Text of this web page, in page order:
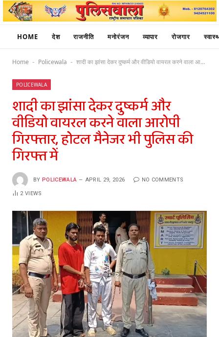
HOME देश राजनीति मनोरंजन व्यापार रोजगार
Home - Policewala - शादी का झांसा देकर दुष्कर्म और वीडियो वायरल करने वाला आरोपी गिरफ्तार, होटल मैनेजर भी पुलिस की गिरफ्त में
POLICEWALA
शादी का झांसा देकर दुष्कर्म और
वीडियो वायरल करने वाला आरोपी
गिरफ्तार, होटल मैनेजर भी पुलिस की
गिरफ्त में
BY POLICEWALA APRIL 29, 2026 NO COMMENTS
2VIEWS